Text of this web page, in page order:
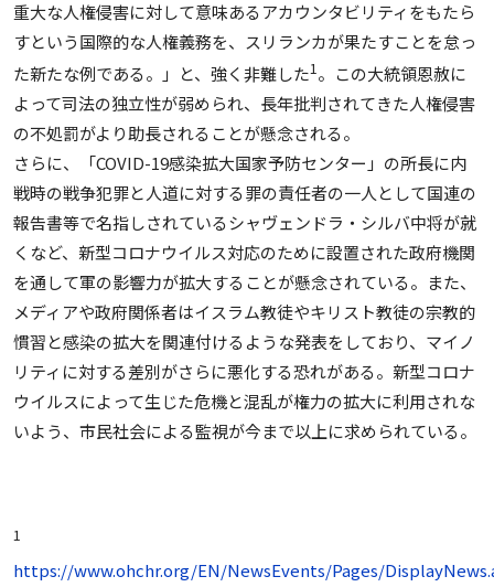
重大な人権侵害に対して意味あるアカウンタビリティをもたら
すという国際的な人権義務を、スリランカが果たすことを怠っ
た新たな例である。」と、強く非難した1。この大統領恩赦に
よって司法の独立性が弱められ、長年批判されてきた人権侵害
の不処罰がより助長されることが懸念される。
さらに、「COVID-19感染拡大国家予防センター」の所長に内
戦時の戦争犯罪と人道に対する罪の責任者の一人として国連の
報告書等で名指しされているシャヴェンドラ・シルバ中将が就
くなど、新型コロナウイルス対応のために設置された政府機関
を通して軍の影響力が拡大することが懸念されている。また、
メディアや政府関係者はイスラム教徒やキリスト教徒の宗教的
慣習と感染の拡大を関連付けるような発表をしており、マイノ
リティに対する差別がさらに悪化する恐れがある。新型コロナ
ウイルスによって生じた危機と混乱が権力の拡大に利用されな
いよう、市民社会による監視が今まで以上に求められている。
1
https://www.ohchr.org/EN/NewsEvents/Pages/